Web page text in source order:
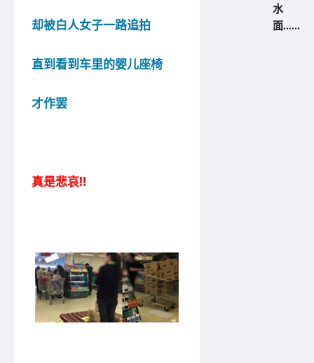
却被白人女子一路追拍
直到看到车里的婴儿座椅
才作罢
真是悲哀!!
水
面......